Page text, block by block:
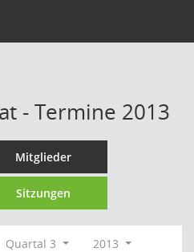
- Termine 2013
Mitglieder
Sitzungen
Quartal 3
2013